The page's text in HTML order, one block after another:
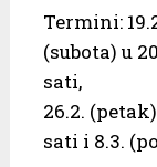
Termini:
(subota) u
sati,
26.2.
sati i 8.3.